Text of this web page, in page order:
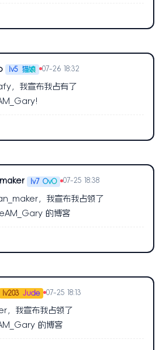
lv5 猫娘 07-26 18:32
，我宣布我占有了
lv7 OvO 07-25 18:38
，我宣布我占领了
的博客
lv203 Jude 07-25 18:13
，我宣布我占领了
的博客